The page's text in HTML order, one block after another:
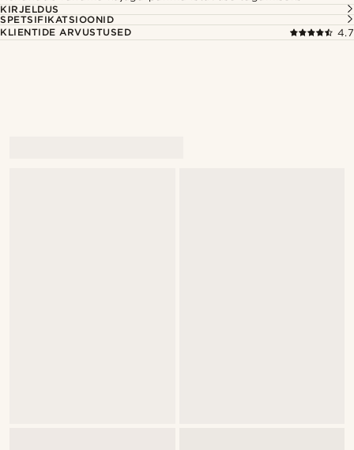
KIRJELDUS
SPETSIFIKATSIOONID
KLIENTIDE ARVUSTUSED
4.7